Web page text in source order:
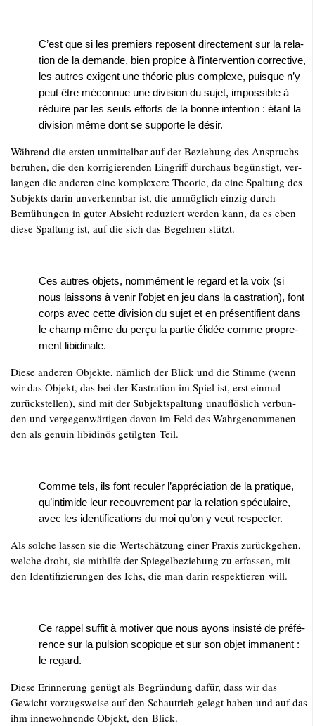
C’est que si les pre­miers repo­sent direc­te­ment sur la rela­
ti­on de la deman­de, bien propi­ce à l’intervention cor­rec­ti­ve,
les aut­res exi­gent une thé­o­rie plus com­ple­xe, puis­que n’y
peut être mécon­nue une divi­si­on du sujet, impos­si­ble à
rédui­re par les seuls efforts de la bon­ne inten­ti­on : étant la
divi­si­on même dont se sup­porte le désir.
Wäh­rend die ers­ten unmit­tel­bar auf der Bezie­hung des Anspruchs
beru­hen, die den kor­ri­gie­ren­den Ein­griff durch­aus begüns­tigt, ver­
lan­gen die ande­ren eine kom­ple­xe­re Theo­rie, da eine Spal­tung des
Sub­jekts dar­in unver­kenn­bar ist, die unmög­lich ein­zig durch
Bemü­hun­gen in guter Absicht redu­ziert wer­den kann, da es eben
die­se Spal­tung ist, auf die sich das Begeh­ren stützt.
Ces aut­res objets, nom­mé­ment le regard et la voix (si
nous lais­sons à venir l’objet en jeu dans la cas­tra­ti­on), font
corps avec cet­te divi­si­on du sujet et en pré­sen­ti­fi­ent dans
le champ même du per­çu la par­tie éli­dée com­me pro­pre­
ment libidinale.
Die­se ande­ren Objek­te, näm­lich der Blick und die Stim­me (wenn
wir das Objekt, das bei der Kas­tra­ti­on im Spiel ist, erst ein­mal
zurück­stel­len), sind mit der Sub­jekt­spal­tung unauf­lös­lich ver­bun­
den und ver­ge­gen­wär­ti­gen davon im Feld des Wahr­ge­nom­me­nen
den als genu­in libi­di­nös getilg­ten Teil.
Com­me tels, ils font recu­ler l’appréciation de la pra­tique,
qu’intimide leur recou­vre­ment par la rela­ti­on spé­cu­lai­re,
avec les iden­ti­fi­ca­ti­ons du moi qu’on y veut respecter.
Als sol­che las­sen sie die Wert­schät­zung einer Pra­xis zurück­ge­hen,
wel­che droht, sie mit­hil­fe der Spie­gel­be­zie­hung zu erfas­sen, mit
den Iden­ti­fi­zie­run­gen des Ichs, die man dar­in respek­tie­ren will.
Ce rap­pel suf­fit à moti­ver que nous ayons insis­té de pré­fé­
rence sur la pul­si­on sco­pi­que et sur son objet imma­nent :
le regard.
Die­se Erin­ne­rung genügt als Begrün­dung dafür, dass wir das
Gewicht vor­zugs­wei­se auf den Schau­trieb gelegt haben und auf das
ihm inne­woh­nen­de Objekt, den Blick.